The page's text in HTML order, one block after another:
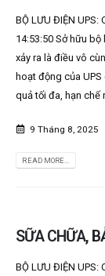
BỘ LƯU ĐIỆN UPS:
14:53:50 Sở hữu
xảy ra là điều vô
hoạt động của
quả tối đa, hạn chế
9 Tháng 8, 2025
READ MORE...
SỮA CHỮA,
BỘ LƯU ĐIỆN UPS: